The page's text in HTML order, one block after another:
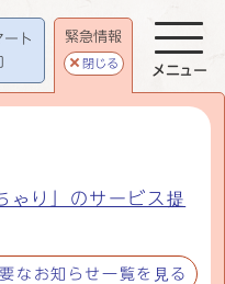
ート
緊急情報
閉じる
ゃり」のサービス提
なお知らせ一覧を見る
メニュー